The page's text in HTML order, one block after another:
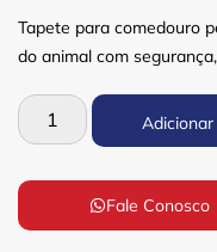
Tapete para comedouro
do animal com
Fale Conosco